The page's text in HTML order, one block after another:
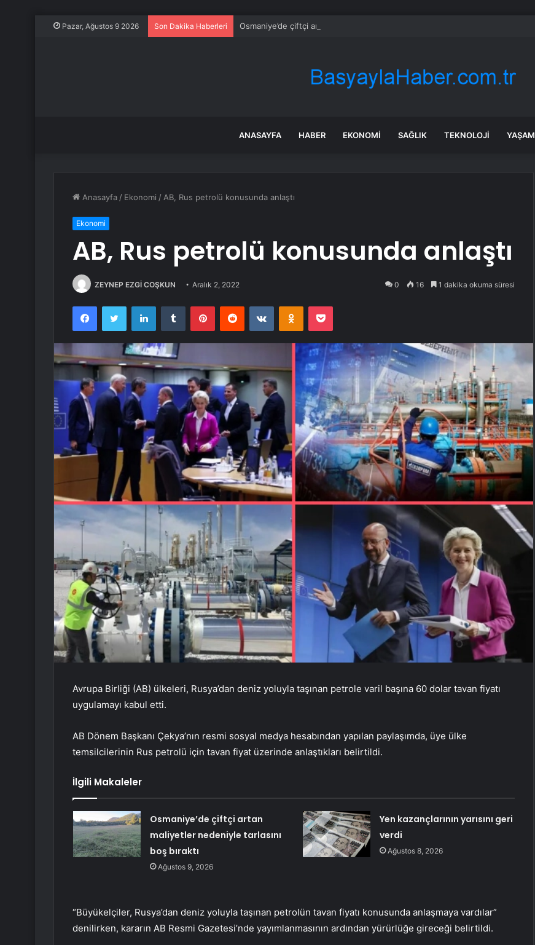
Pazar, Ağustos 9 2026 Son Dakika Haberleri Osmaniye’de çiftçi artan maliyetler nedeniyle tarlasını boş bıraktı
ANASAYFA HABER EKONOMI SAĞLIK TEKNOLOJI YAŞAM
Anasayfa / Ekonomi / AB, Rus petrolü konusunda anlaştı
Ekonomi
AB, Rus petrolü konusunda anlaştı
ZEYNEP EZGİ COŞKUN Aralık 2, 2022 0 16 1 dakika okuma süresi
FacebookTwitter LinkedInTumblr PinterestReddit VKontakteOdnoklassniki
Pocket
Avrupa Birliği (AB) ülkeleri, Rusya’dan deniz yoluyla taşınan petrole varil başına 60 dolar tavan fiyatı
uygulamayı kabul etti.
AB Dönem Başkanı Çekya’nın resmi sosyal medya hesabından yapılan paylaşımda, üye ülke
temsilcilerinin Rus petrolü için tavan fiyat üzerinde anlaştıkları belirtildi.
İlgili Makaleler
Osmaniye’de çiftçi artan
maliyetler nedeniyle tarlasını
boş bıraktı
Ağustos 9, 2026
Yen kazançlarının yarısını geri
verdi
Ağustos 8, 2026
“Büyükelçiler, Rusya’dan deniz yoluyla taşınan petrolün tavan fiyatı konusunda anlaşmaya vardılar”
denilirken, kararın AB Resmi Gazetesi’nde yayımlanmasının ardından yürürlüğe gireceği belirtildi.